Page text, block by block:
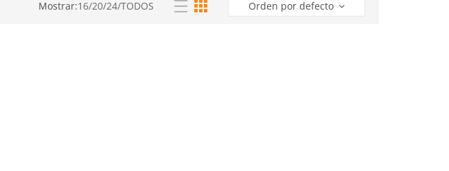
Mostrar:16/20/24/TODOS Orden por defecto